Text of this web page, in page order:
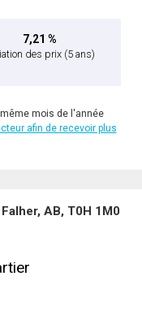
7,21 %
des prix (5 ans)
mois de l'année
afin de recevoir plus
AB, T0H 1M0